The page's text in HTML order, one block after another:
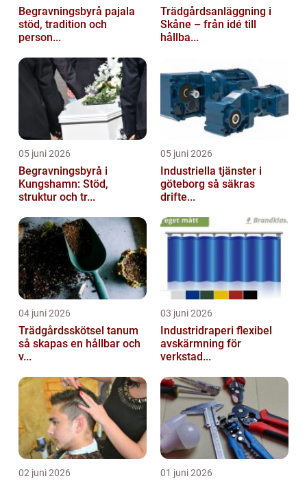
Begravningsbyrå pajala
stöd, tradition och
person...
Trädgårdsanläggning i
Skåne – från idé till
hållba...
05 juni 2026
Begravningsbyrå i
Kungshamn: Stöd,
struktur och tr...
05 juni 2026
Industriella tjänster i
göteborg så säkras
drifte...
04 juni 2026
Trädgårdsskötsel tanum
så skapas en hållbar och
v...
03 juni 2026
Industridraperi flexibel
avskärmning för
verkstad...
02 juni 2026 01 juni 2026